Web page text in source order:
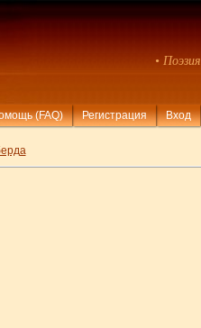
• Поэзия
(FAQ) Регистрация Вход